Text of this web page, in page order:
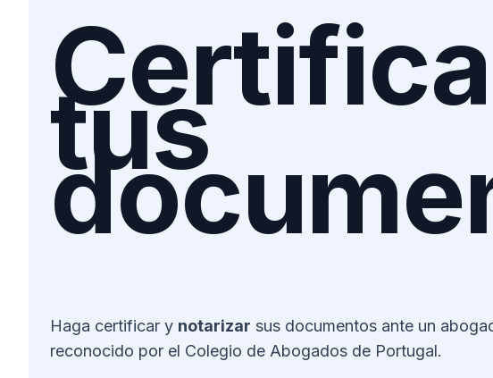
Certifica
tus
Haga certificar y notarizar sus documentos ante un
reconocido por el Colegio de Abogados de Portugal.